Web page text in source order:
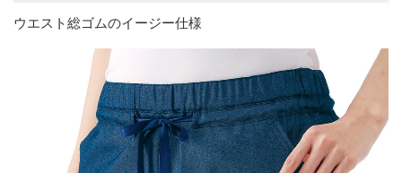
ウエスト総ゴムのイージー仕様